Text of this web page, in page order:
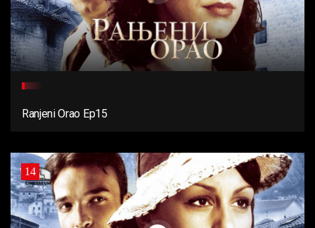
Ranjeni Orao Ep15
14